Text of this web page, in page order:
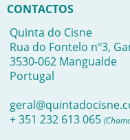
CONTACTOS
Quinta do Cisne
Rua do Fontelo nº3,
3530-062 Mangualde
Portugal
+ 351 232 613 065